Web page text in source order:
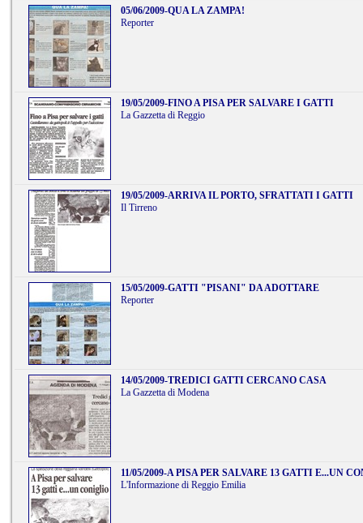
05/06/2009-QUA LA ZAMPA!
Reporter
19/05/2009-FINO A PISA PER SALVARE I GATTI
La Gazzetta di Reggio
19/05/2009-ARRIVA IL PORTO, SFRATTATI I GATTI
Il Tirreno
15/05/2009-GATTI "PISANI" DA ADOTTARE
Reporter
14/05/2009-TREDICI GATTI CERCANO CASA
La Gazzetta di Modena
11/05/2009-A PISA PER SALVARE 13 GATTI E...UN
L'Informazione di Reggio Emilia